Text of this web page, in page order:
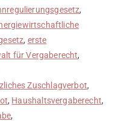
,
, erste
für Vergaberecht,
Zuschlagverbot,
, Haushaltsvergaberecht,
,